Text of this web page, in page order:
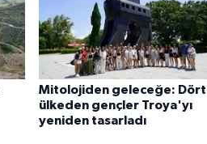
Mitolojiden geleceğe: Dört
ülkeden gençler Troya'yı
yeniden tasarladı